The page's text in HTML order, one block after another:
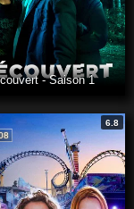
- Saison 1
6.8